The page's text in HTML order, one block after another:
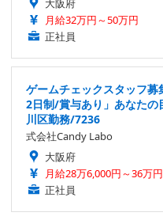
大阪府
月給32万円～50万円
正社員
ゲームチェックスタッフ
2日制/賞与あり」あなた
川区勤務/7236
式会社Candy Labo
大阪府
月給28万6,000円～36万円
正社員